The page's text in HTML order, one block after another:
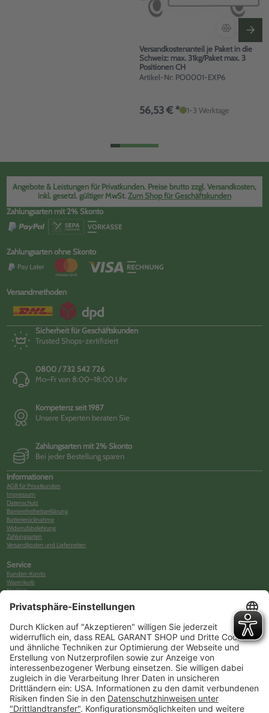
Versandkostenanteil je Paket in die
Schweiz: max. 31kg/Paket max. 3
Positionen CH
Artikel-Nr: PO0001-EXP6
56,53 € * 1-3 Werktage
Angebote & Leistungen für Privatkunden. Preise brutto zzgl. Versandkosten,
inkl. gesetzl. gültiger MwSt. Zum Shop für Geschäftskunden
Zahlungsarten mit 2% Skonto
Zahlungsarten ohne Skonto
Versandmethoden
Sicherheit für Geschäftskunden
Trusted Shops-zertifiziert
0800 / 732 542 726
Mo–Fr von 8:00–18:00 Uhr
Kompetenz seit 1987
Unsere Experten beraten Sie
Zahlungsarten mit 2% Skonto
Bei jeder Bestellung sparen
Informationen
AGB für Privatkunden
Impressum
Datenschutz
Barrierefreiheitserklärung
Batterierücknahme
Widerrufsbelehrung
Zahlungsarten
Versandkosten und Lieferzeiten
Service
Kunden-Konto
Warenkorb
Merkliste
Newsletter
FAQs
Über uns
Kategorien
Betriebsorganisation (52)
Schlüsselorganisation (140)
Reifenorganisation (35)
Werkstattorganisation (166)
Preisauszeichnung und Preisdisplays (35)
Formulare KFZ und Werkstatt (34)